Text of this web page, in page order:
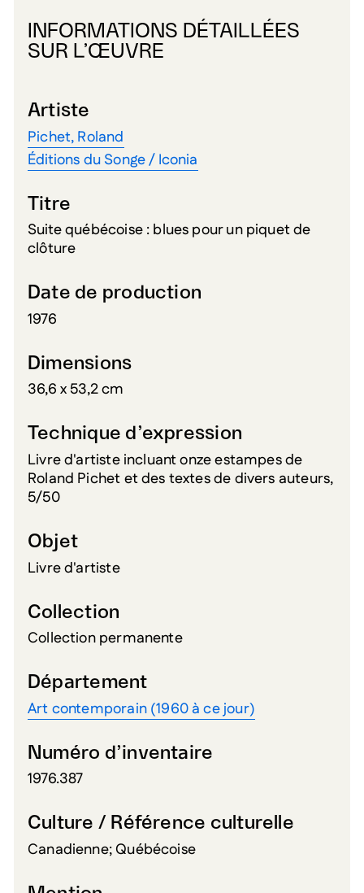
INFORMATIONS DÉTAILLÉES
SUR L’ŒUVRE
Artiste
Pichet, Roland
Éditions du Songe / Iconia
Titre
Suite québécoise : blues pour un piquet de
clôture
Date de production
1976
Dimensions
36,6 x 53,2 cm
Technique d’expression
Livre d'artiste incluant onze estampes de
Roland Pichet et des textes de divers auteurs,
5/50
Objet
Livre d'artiste
Collection
Collection permanente
Département
Art contemporain (1960 à ce jour)
Numéro d’inventaire
1976.387
Culture / Référence culturelle
Canadienne; Québécoise